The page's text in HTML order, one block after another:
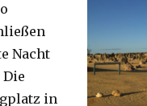
Nacht
in